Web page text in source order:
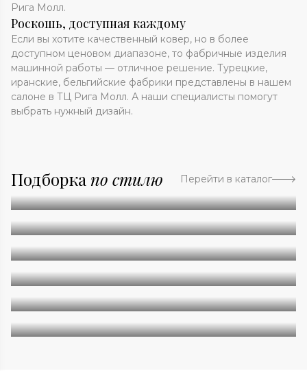
Рига Молл.
Роскошь, доступная каждому
Если вы хотите качественный ковер, но в более
доступном ценовом диапазоне, то фабричные изделия
машинной работы — отличное решение. Турецкие,
иранские, бельгийские фабрики представлены в нашем
салоне в ТЦ Рига Молл. А наши специалисты помогут
выбрать нужный дизайн.
Подборка по стилю Перейти в каталог
Абстракция
Однотонные
Геометрия
Классические
Современные
Дизайнерские